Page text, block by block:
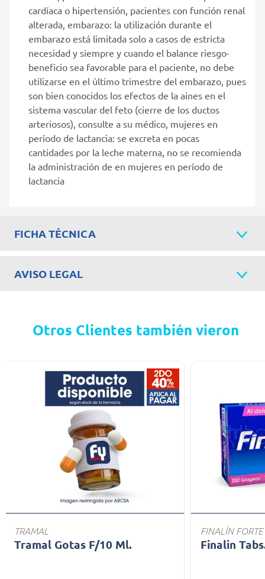
cardíaca o hipertensión, pacientes con función renal
alterada, embarazo: la utilización durante el
embarazo está limitada solo a casos de estricta
necesidad y siempre y cuando el balance riesgo-
beneficio sea favorable para el paciente, no debe
utilizarse en el último trimestre del embarazo, pues
son bien conocidos los efectos de la aines en el
sistema vascular del feto (cierre de los ductos
arteriosos), consulte a su médico, mujeres en
período de lactancia: se excreta en pocas
cantidades por la leche materna, no se recomienda
la administración de en mujeres en período de
lactancia
FICHA TÉCNICA
AVISO LEGAL
Otros Clientes también vieron
TRAMAL
Tramal Gotas F/10 Ml.
FINALÍN FORTE
Finalin